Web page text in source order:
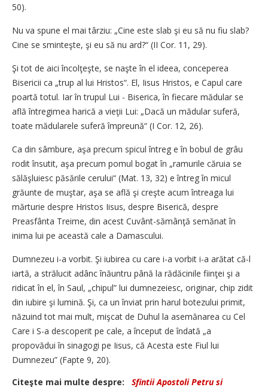
50).
Nu va spune el mai târziu: „Cine este slab şi eu să nu fiu slab?
Cine se sminteşte, şi eu să nu ard?“ (II Cor. 11, 29).
Şi tot de aici încolţeşte, se naşte în el ideea, conceperea
Bisericii ca „trup al lui Hristos“. El, Iisus Hristos, e Capul care
poartă totul. Iar în trupul Lui - Biserica, în fiecare mădular se
află întregimea harică a vieţii Lui: „Dacă un mădular suferă,
toate mădularele suferă împreună“ (I Cor. 12, 26).
Ca din sâmbure, aşa precum spicul întreg e în bobul de grâu
ro­dit însutit, aşa precum pomul bogat în „ramurile căruia se
sălăşluiesc păsările cerului“ (Mat. 13, 32) e întreg în micul
grăunte de muştar, aşa se află şi creşte acum întreaga lui
mărturie despre Hristos Iisus, despre Biserică, despre
Preasfânta Treime, din acest Cuvânt-sămânţă semănat în
inima lui pe această cale a Damascului.
Dumnezeu i-a vorbit. Şi iubirea cu care i-a vorbit i-a arătat că-l
iartă, a strălucit adânc înăuntru până la rădăcinile fiinţei şi a
ridicat în el, în Saul, „chipul” lui dumnezeiesc, originar, chip zidit
din iubire şi lumină. Şi, ca un înviat prin harul botezului primit,
năzuind tot mai mult, mişcat de Duhul la asemănarea cu Cel
Care i S-a descoperit pe cale, a început de îndată „a
propovădui în sinagogi pe Iisus, că Acesta este Fiul lui
Dumnezeu” (Fapte 9, 20).
Citeşte mai multe despre:
Sfintii Apostoli Petru si